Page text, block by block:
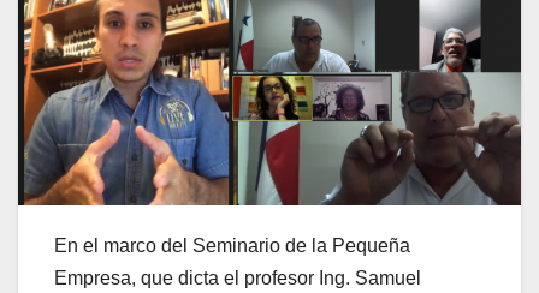
En el marco del Seminario de la Pequeña
Empresa, que dicta el profesor Ing. Samuel